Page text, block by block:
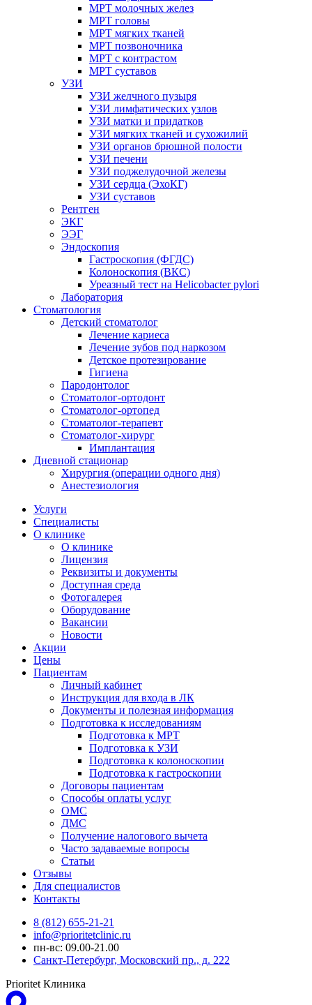
МРТ молочных желез
МРТ головы
МРТ мягких тканей
МРТ позвоночника
МРТ с контрастом
МРТ суставов
УЗИ
УЗИ желчного пузыря
УЗИ лимфатических узлов
УЗИ матки и придатков
УЗИ мягких тканей и сухожилий
УЗИ органов брюшной полости
УЗИ печени
УЗИ поджелудочной железы
УЗИ сердца (ЭхоКГ)
УЗИ суставов
Рентген
ЭКГ
ЭЭГ
Эндоскопия
Гастроскопия (ФГДС)
Колоноскопия (ВКС)
Уреазный тест на Helicobacter pylori
Лаборатория
Стоматология
Детский стоматолог
Лечение кариеса
Лечение зубов под наркозом
Детское протезирование
Гигиена
Пародонтолог
Стоматолог-ортодонт
Стоматолог-ортопед
Стоматолог-терапевт
Стоматолог-хирург
Имплантация
Дневной стационар
Хирургия (операции одного дня)
Анестезиология
Услуги
Специалисты
О клинике
О клинике
Лицензия
Реквизиты и документы
Доступная среда
Фотогалерея
Оборудование
Вакансии
Новости
Акции
Цены
Пациентам
Личный кабинет
Инструкция для входа в ЛК
Документы и полезная информация
Подготовка к исследованиям
Подготовка к МРТ
Подготовка к УЗИ
Подготовка к колоноскопии
Подготовка к гастроскопии
Договоры пациентам
Способы оплаты услуг
ОМС
ДМС
Получение налогового вычета
Часто задаваемые вопросы
Статьи
Отзывы
Для специалистов
Контакты
8 (812) 655-21-21
info@prioritetclinic.ru
пн-вс: 09.00-21.00
Санкт-Петербург, Московский пр., д. 222
Prioritet Клиника